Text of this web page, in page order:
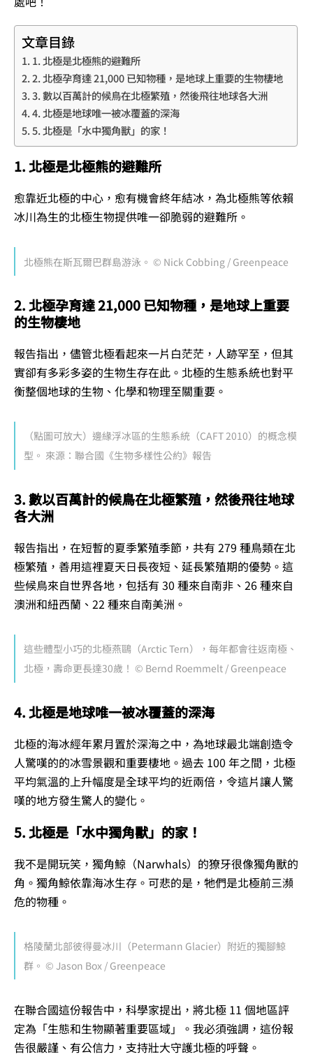
文章目錄
1. 北極是北極熊的避難所
2. 北極孕育達 21,000 已知物種，是地球上重要的生物棲地
3. 數以百萬計的候鳥在北極繁殖，然後飛往地球各大洲
4. 北極是地球唯一被冰覆蓋的深海
5. 北極是「水中獨角獸」的家！
1. 北極是北極熊的避難所
愈靠近北極的中心，愈有機會終年結冰，為北極熊等依賴
冰川為生的北極生物提供唯一卻脆弱的避難所。
北極熊在斯瓦爾巴群島游泳。 © Nick Cobbing / Greenpeace
2. 北極孕育達 21,000 已知物種，是地球上重要
的生物棲地
報告指出，儘管北極看起來一片白茫茫，人跡罕至，但其
實卻有多彩多姿的生物生存在此。北極的生態系統也對平
衡整個地球的生物、化學和物理至關重要。
（點圖可放大）邊緣浮冰區的生態系統（CAFT 2010）的概念模
型。 來源：聯合國《生物多樣性公約》報告
3. 數以百萬計的候鳥在北極繁殖，然後飛往地球
各大洲
報告指出，在短暫的夏季繁殖季節，共有 279 種鳥類在北
極繁殖，善用這裡夏天日長夜短、延長繁殖期的優勢。這
些候鳥來自世界各地，包括有 30 種來自南非、26 種來自
澳洲和紐西蘭、22 種來自南美洲。
這些體型小巧的北極燕鷗（Arctic Tern），每年都會往返南極、
北極，壽命更長達30歲！ © Bernd Roemmelt / Greenpeace
4. 北極是地球唯一被冰覆蓋的深海
北極的海冰經年累月置於深海之中，為地球最北端創造令
人驚嘆的的冰雪景觀和重要棲地。過去 100 年之間，北極
平均氣溫的上升幅度是全球平均的近兩倍，令這片讓人驚
嘆的地方發生驚人的變化。
5. 北極是「水中獨角獸」的家！
我不是開玩笑，獨角鯨（Narwhals）的獠牙很像獨角獸的
角。獨角鯨依靠海冰生存。可悲的是，牠們是北極前三瀕
危的物種。
格陵蘭北部彼得曼冰川（Petermann Glacier）附近的獨腳鯨
群。 © Jason Box / Greenpeace
在聯合國這份報告中，科學家提出，將北極 11 個地區評
定為「生態和生物顯著重要區域」。我必須強調，這份報
告很嚴謹、有公信力，支持壯大守護北極的呼聲。